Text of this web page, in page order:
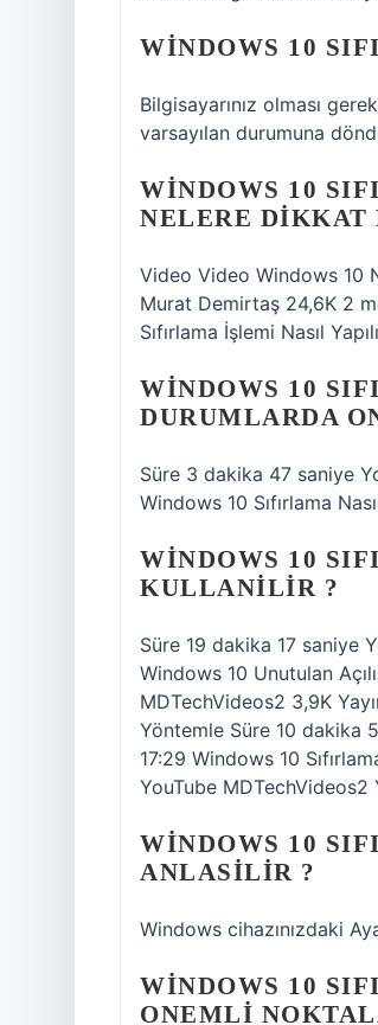
WINDOWS 10
Bilgisayarınız olması
varsayılan durumuna
WINDOWS 10
NELERE
Video Video Windows 10
Murat Demirtaş 24,6K 2
Sıfırlama İşlemi Nasıl
WINDOWS 10
DURUMLARDA
Süre 3 dakika 47 saniye
Windows 10 Sıfırlama
WINDOWS 10
KULLANILIR ?
Süre 19 dakika 17 saniye
Windows 10 Unutulan
MDTechVideos2 3,9K
Yöntemle Süre 10 dakika
17:29 Windows 10
YouTube MDTechVideos2
WINDOWS 10
ANLASILIR ?
Windows cihazınızdaki
WINDOWS 10
ONEMLI